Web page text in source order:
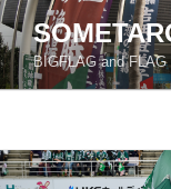
コ
ン
テ
ン
へ
ス
BIGFLAG and